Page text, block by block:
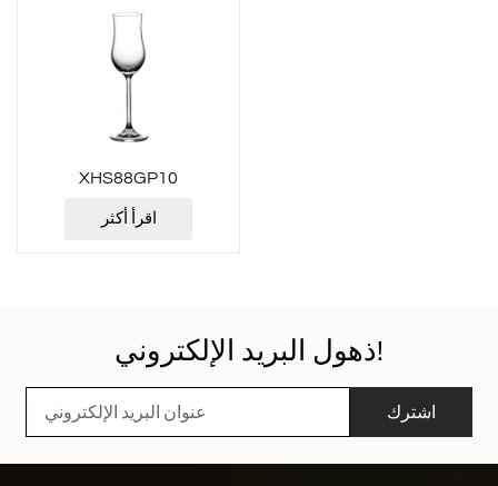
XHS88GP10
اقرأ أكثر
ذهول البريد الإلكتروني!
اشترك